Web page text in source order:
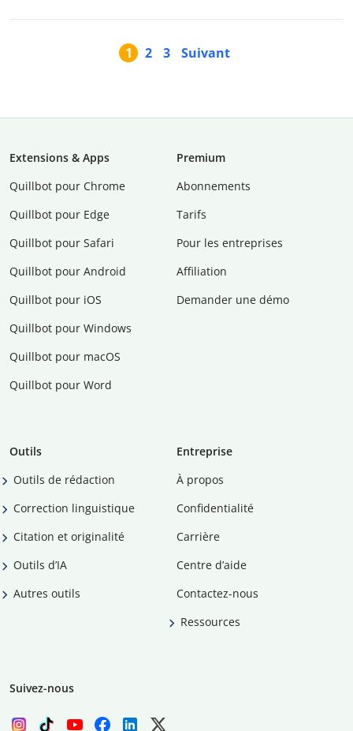
1 2 3 Suivant
Extensions & Apps
Quillbot pour Chrome
Quillbot pour Edge
Quillbot pour Safari
Quillbot pour Android
Quillbot pour iOS
Quillbot pour Windows
Quillbot pour macOS
Quillbot pour Word
Premium
Abonnements
Tarifs
Pour les entreprises
Affiliation
Demander une démo
Outils
Outils de rédaction
Correction linguistique
Citation et originalité
Outils d’IA
Autres outils
Entreprise
À propos
Confidentialité
Carrière
Centre d’aide
Contactez-nous
Ressources
Suivez-nous